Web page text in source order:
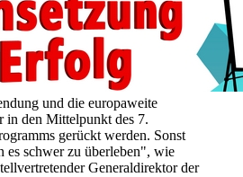
und die europaweite
in den Mittelpunkt des 7.
gerückt werden. Sonst
es schwer zu überleben", wie
Generaldirektor der